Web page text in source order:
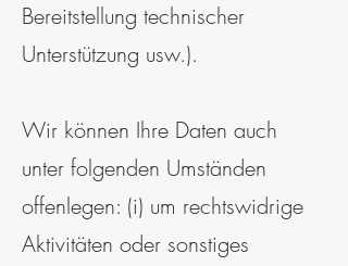
Bereitstellung technischer
Unterstützung usw.).
Wir können Ihre Daten auch
unter folgenden Umständen
offenlegen: (i) um rechtswidrige
Aktivitäten oder sonstiges